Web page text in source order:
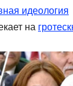
идеология
на